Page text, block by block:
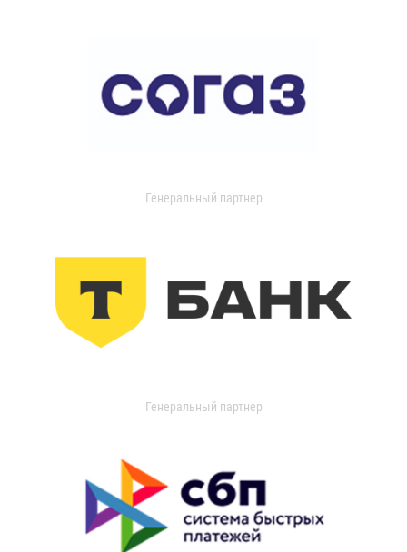
Генеральный партнер
Генеральный партнер